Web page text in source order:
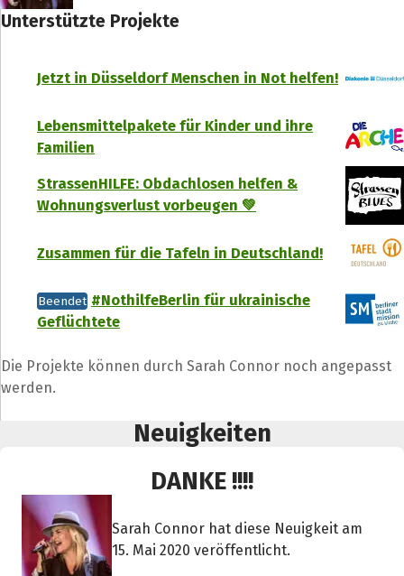
Unterstützte Projekte
Jetzt in Düsseldorf Menschen in Not helfen!
Lebensmittelpakete für Kinder und ihre
Familien
StrassenHILFE: Obdachlosen helfen &
Wohnungsverlust vorbeugen 💚
Zusammen für die Tafeln in Deutschland!
Beendet #NothilfeBerlin für ukrainische
Geflüchtete
Die Projekte können durch Sarah Connor noch angepasst
werden.
Neuigkeiten
DANKE !!!!
Sarah Connor hat diese Neuigkeit am
15. Mai 2020 veröffentlicht.